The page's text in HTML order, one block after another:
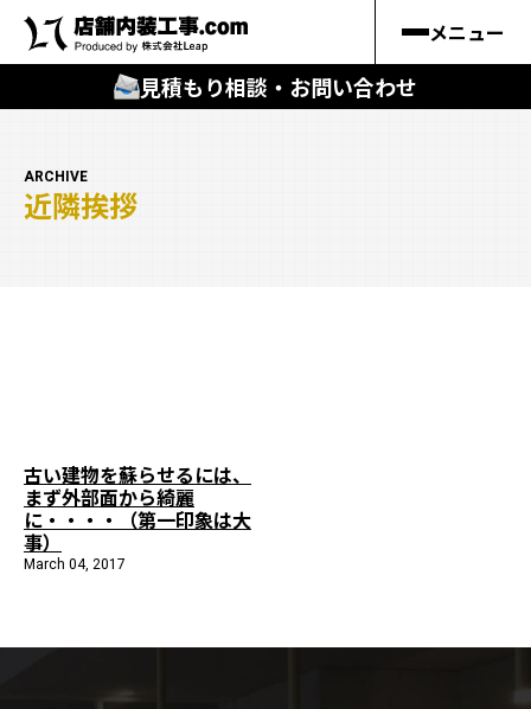
メニュー
見積もり相談・お問い合わせ
キーワードから
はじめての方
店舗内装工事.comの強み
施工までの流れ
ARCHIVE
近隣挨拶
古い建物を蘇らせるには、
まず外部面から綺麗
に・・・・（第一印象は大
事）
March 04, 2017